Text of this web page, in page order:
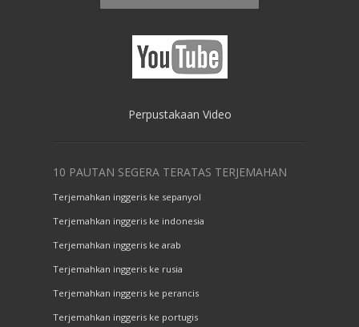
Perpustakaan Video
10 PAUTAN SEGERA TERATAS TERJEMAHAN
Terjemahkan inggeris ke sepanyol
Terjemahkan inggeris ke indonesia
Terjemahkan inggeris ke arab
Terjemahkan inggeris ke rusia
Terjemahkan inggeris ke perancis
Terjemahkan inggeris ke portugis